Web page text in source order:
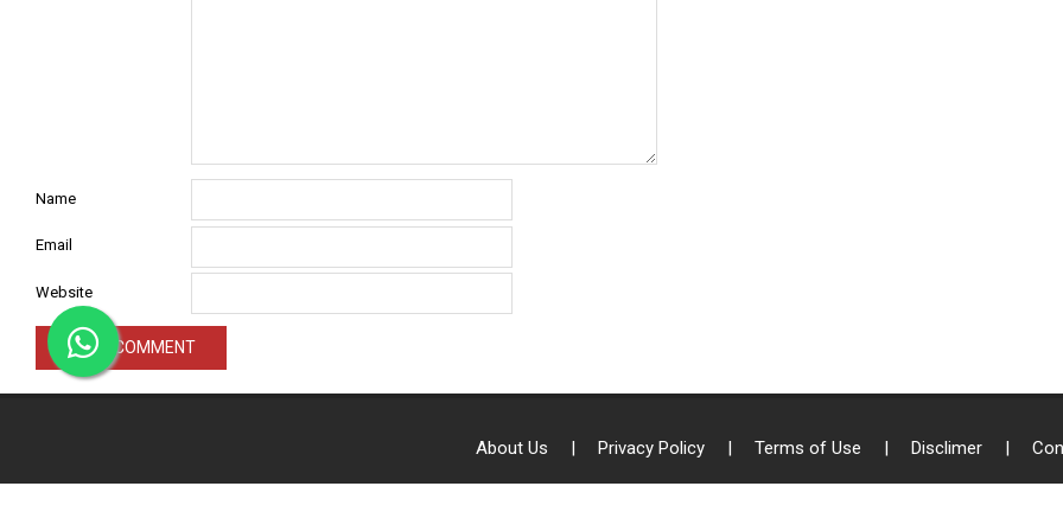
Name
Email
Website
About Us | Privacy Policy | Terms of Use | Disclimer |